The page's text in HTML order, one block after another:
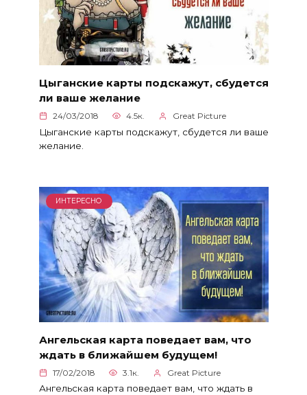
Цыганские карты подскажут, сбудется
ли ваше желание
24/03/2018 4.5к. Great Picture
Цыганские карты подскажут, сбудется ли ваше
желание.
ИНТЕРЕСНО
Ангельская карта поведает вам, что
ждать в ближайшем будущем!
17/02/2018 3.1к. Great Picture
Ангельская карта поведает вам, что ждать в